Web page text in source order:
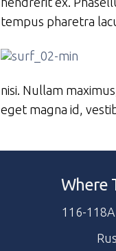
tempus pharetra
nisi. Nullam
eget magna id,
Where
116-